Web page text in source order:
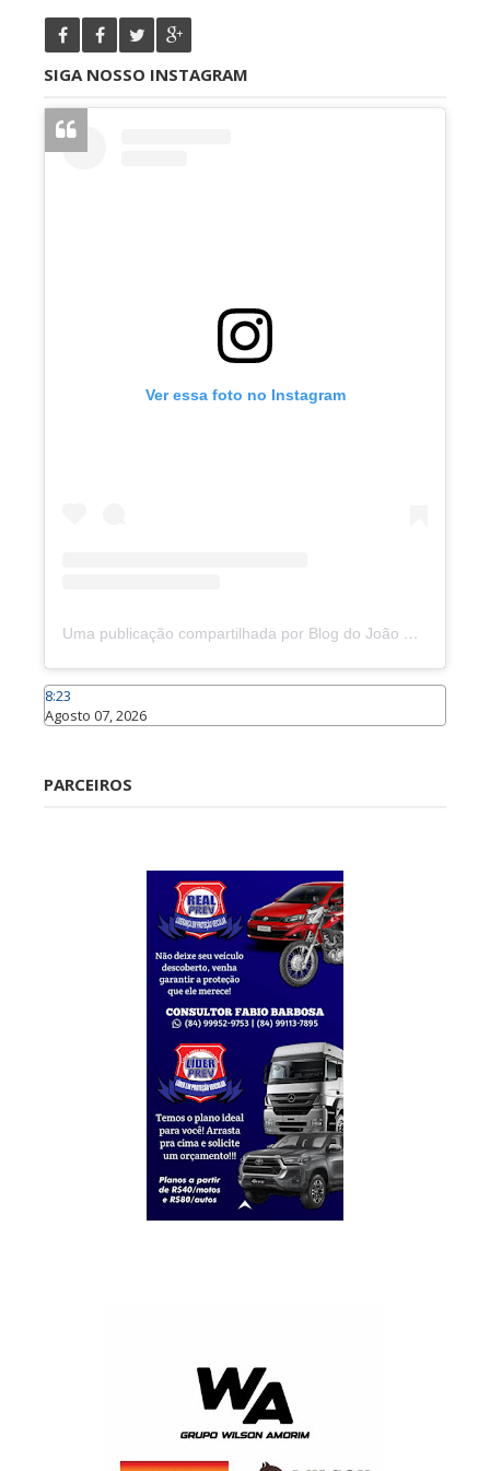
SIGA NOSSO INSTAGRAM
Ver essa foto no Instagram
Uma publicação compartilhada por Blog do João Marcolino (@joaomarcolinoneto)
8:23
Agosto 07, 2026
PARCEIROS